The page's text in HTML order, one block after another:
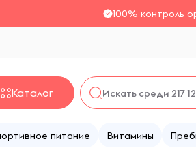
100% контроль
Каталог
питание Витамины